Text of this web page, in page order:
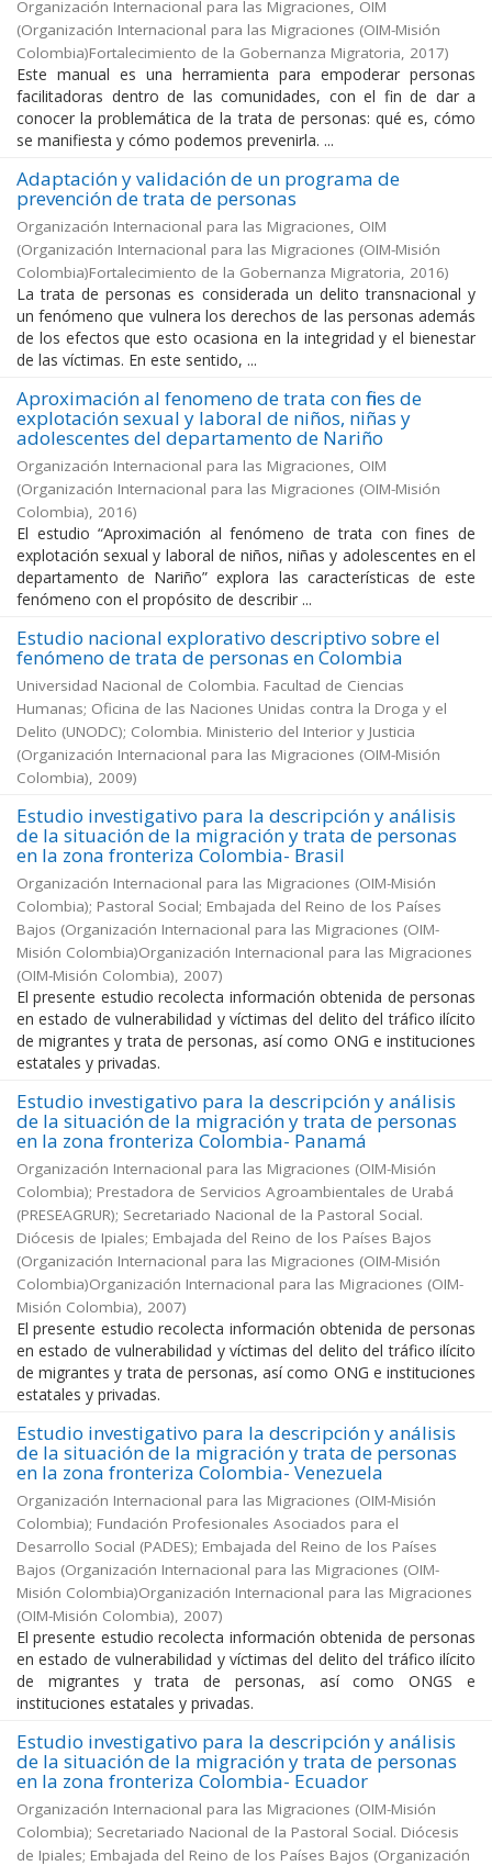
Organización Internacional para las Migraciones, OIM
(Organización Internacional para las Migraciones (OIM-Misión
Colombia)Fortalecimiento de la Gobernanza Migratoria, 2017)
Este manual es una herramienta para empoderar personas
facilitadoras dentro de las comunidades, con el fin de dar a
conocer la problemática de la trata de personas: qué es, cómo
se manifiesta y cómo podemos prevenirla. ...
Adaptación y validación de un programa de
prevención de trata de personas
Organización Internacional para las Migraciones, OIM
(Organización Internacional para las Migraciones (OIM-Misión
Colombia)Fortalecimiento de la Gobernanza Migratoria, 2016)
La trata de personas es considerada un delito transnacional y
un fenómeno que vulnera los derechos de las personas además
de los efectos que esto ocasiona en la integridad y el bienestar
de las víctimas. En este sentido, ...
Aproximación al fenomeno de trata con fines de
explotación sexual y laboral de niños, niñas y
adolescentes del departamento de Nariño
Organización Internacional para las Migraciones, OIM
(Organización Internacional para las Migraciones (OIM-Misión
Colombia), 2016)
El estudio “Aproximación al fenómeno de trata con fines de
explotación sexual y laboral de niños, niñas y adolescentes en el
departamento de Nariño” explora las características de este
fenómeno con el propósito de describir ...
Estudio nacional explorativo descriptivo sobre el
fenómeno de trata de personas en Colombia
Universidad Nacional de Colombia. Facultad de Ciencias
Humanas; Oficina de las Naciones Unidas contra la Droga y el
Delito (UNODC); Colombia. Ministerio del Interior y Justicia
(Organización Internacional para las Migraciones (OIM-Misión
Colombia), 2009)
Estudio investigativo para la descripción y análisis
de la situación de la migración y trata de personas
en la zona fronteriza Colombia- Brasil
Organización Internacional para las Migraciones (OIM-Misión
Colombia); Pastoral Social; Embajada del Reino de los Países
Bajos (Organización Internacional para las Migraciones (OIM-
Misión Colombia)Organización Internacional para las Migraciones
(OIM-Misión Colombia), 2007)
El presente estudio recolecta información obtenida de personas
en estado de vulnerabilidad y víctimas del delito del tráfico ilícito
de migrantes y trata de personas, así como ONG e instituciones
estatales y privadas.
Estudio investigativo para la descripción y análisis
de la situación de la migración y trata de personas
en la zona fronteriza Colombia- Panamá
Organización Internacional para las Migraciones (OIM-Misión
Colombia); Prestadora de Servicios Agroambientales de Urabá
(PRESEAGRUR); Secretariado Nacional de la Pastoral Social.
Diócesis de Ipiales; Embajada del Reino de los Países Bajos
(Organización Internacional para las Migraciones (OIM-Misión
Colombia)Organización Internacional para las Migraciones (OIM-
Misión Colombia), 2007)
El presente estudio recolecta información obtenida de personas
en estado de vulnerabilidad y víctimas del delito del tráfico ilícito
de migrantes y trata de personas, así como ONG e instituciones
estatales y privadas.
Estudio investigativo para la descripción y análisis
de la situación de la migración y trata de personas
en la zona fronteriza Colombia- Venezuela
Organización Internacional para las Migraciones (OIM-Misión
Colombia); Fundación Profesionales Asociados para el
Desarrollo Social (PADES); Embajada del Reino de los Países
Bajos (Organización Internacional para las Migraciones (OIM-
Misión Colombia)Organización Internacional para las Migraciones
(OIM-Misión Colombia), 2007)
El presente estudio recolecta información obtenida de personas
en estado de vulnerabilidad y víctimas del delito del tráfico ilícito
de migrantes y trata de personas, así como ONGS e
instituciones estatales y privadas.
Estudio investigativo para la descripción y análisis
de la situación de la migración y trata de personas
en la zona fronteriza Colombia- Ecuador
Organización Internacional para las Migraciones (OIM-Misión
Colombia); Secretariado Nacional de la Pastoral Social. Diócesis
de Ipiales; Embajada del Reino de los Países Bajos (Organización